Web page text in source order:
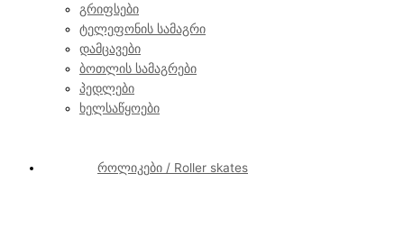
გრიფსები
ტელეფონის სამაგრი
დამცავები
ბოთლის სამაგრები
პედლები
ხელსაწყოები
როლიკები / Roller skates